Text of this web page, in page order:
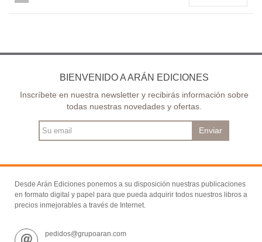
BIENVENIDO A ARÁN EDICIONES
Inscríbete en nuestra newsletter y recibirás información sobre
todas nuestras novedades y ofertas.
Enviar
Desde Arán Ediciones ponemos a su disposición nuestras publicaciones
en formato digital y papel para que pueda adquirir todos nuestros libros a
precios inmejorables a través de Internet.
pedidos@grupoaran.com